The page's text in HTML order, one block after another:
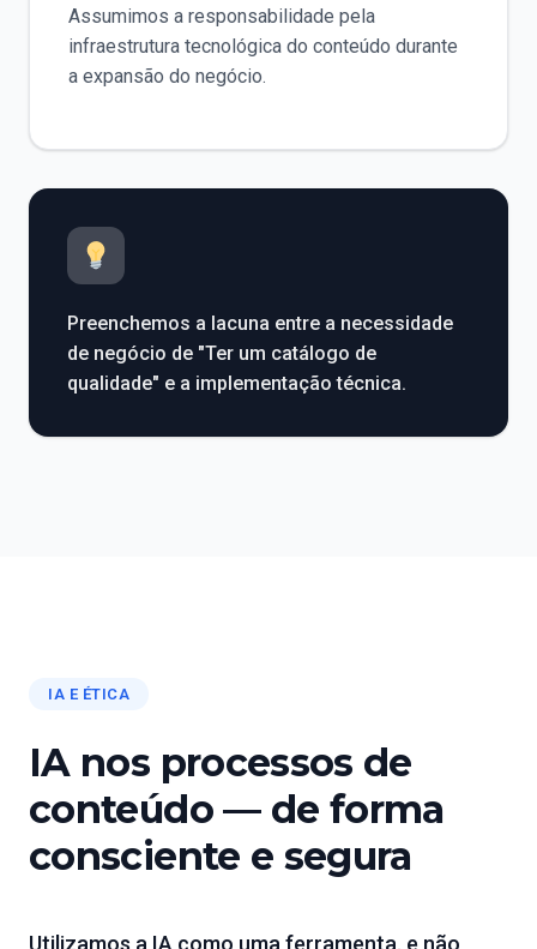
Assumimos a responsabilidade pela
infraestrutura tecnológica do conteúdo durante
a expansão do negócio.
Preenchemos a lacuna entre a necessidade
de negócio de "Ter um catálogo de
qualidade" e a implementação técnica.
IA E ÉTICA
IA nos processos de
conteúdo — de forma
consciente e segura
Utilizamos a IA como uma ferramenta, e não